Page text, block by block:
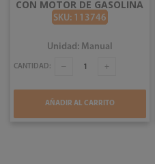
CON MOTOR DE GASOLINA
4 TIEMPOS 7500W
TC3419
SKU: 113746
Unidad: Manual
CANTIDAD:
AÑADIR AL CARRITO